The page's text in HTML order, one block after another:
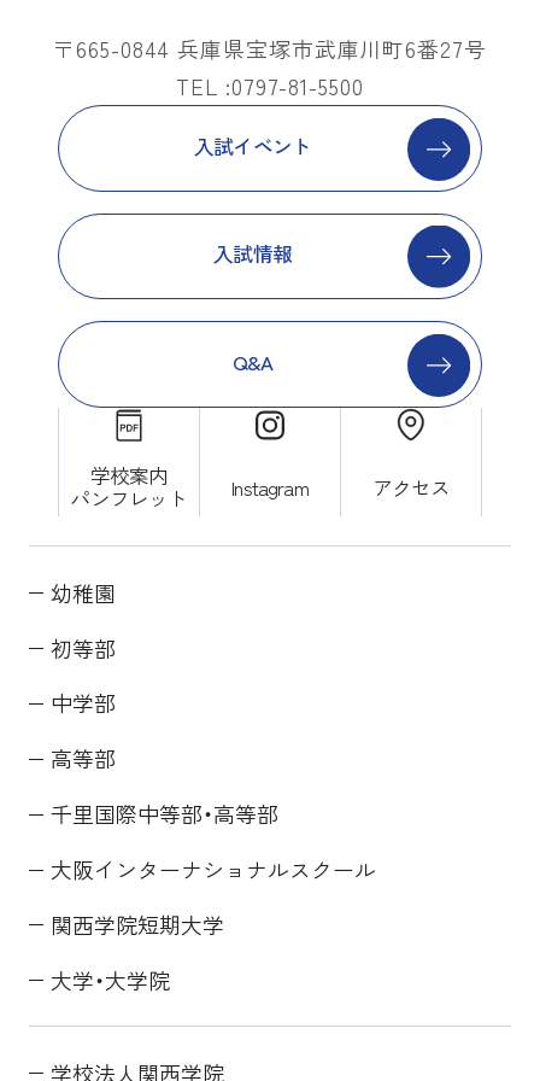
〒665-0844 兵庫県宝塚市武庫川町6番27号
TEL :0797-81-5500
入試イベント
入試情報
Q&A
学校案内
パンフレット Instagram アクセス
幼稚園
初等部
中学部
高等部
千里国際中等部・高等部
大阪インターナショナルスクール
関西学院短期大学
大学・大学院
学校法人関西学院